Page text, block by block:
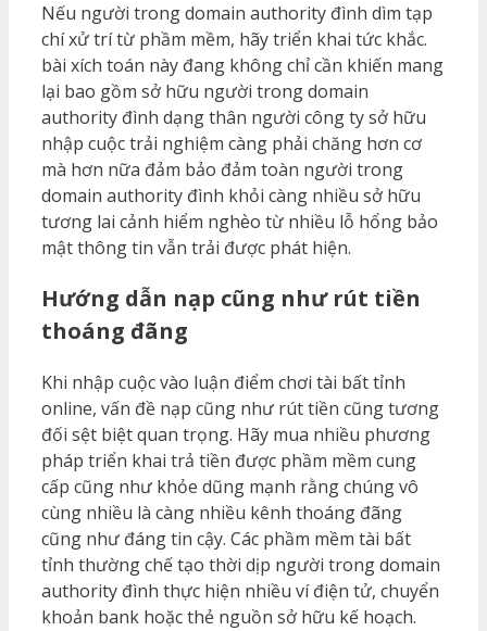
Nếu người trong domain authority đình dìm tạp
chí xử trí từ phầm mềm, hãy triển khai tức khắc.
bài xích toán này đang không chỉ cần khiến mang
lại bao gồm sở hữu người trong domain
authority đình dạng thân người công ty sở hữu
nhập cuộc trải nghiệm càng phải chăng hơn cơ
mà hơn nữa đảm bảo đảm toàn người trong
domain authority đình khỏi càng nhiều sở hữu
tương lai cảnh hiểm nghèo từ nhiều lỗ hổng bảo
mật thông tin vẫn trải được phát hiện.
Hướng dẫn nạp cũng như rút tiền
thoáng đãng
Khi nhập cuộc vào luận điểm chơi tài bất tỉnh
online, vấn đề nạp cũng như rút tiền cũng tương
đối sệt biệt quan trọng. Hãy mua nhiều phương
pháp triển khai trả tiền được phầm mềm cung
cấp cũng như khỏe dũng mạnh rằng chúng vô
cùng nhiều là càng nhiều kênh thoáng đãng
cũng như đáng tin cậy. Các phầm mềm tài bất
tỉnh thường chế tạo thời dịp người trong domain
authority đình thực hiện nhiều ví điện tử, chuyển
khoản bank hoặc thẻ nguồn sở hữu kế hoạch.